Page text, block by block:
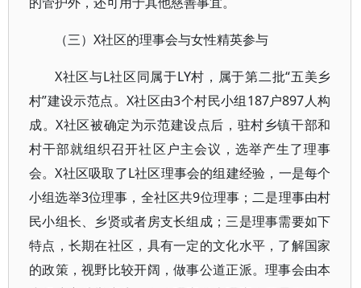
（三）X社区的理事会与女性精英参与
X社区与L社区同属于LY村，属于第二批“五美乡
村”建设示范点。X社区由3个村民小组187户897人构
成。X社区被确定为示范建设点后，驻村乡镇干部和
村干部就组织召开社区户主会议，选举产生了理事
会。X社区吸取了L社区理事会的组建经验，一是每个
小组选举3位理事，全社区共9位理事；二是理事由村
民小组长、乡贤或者房支长组成；三是理事需要如下
特点，长期在社区，具有一定的文化水平，了解国家
的政策，视野比较开阔，做事公道正派。理事会由本